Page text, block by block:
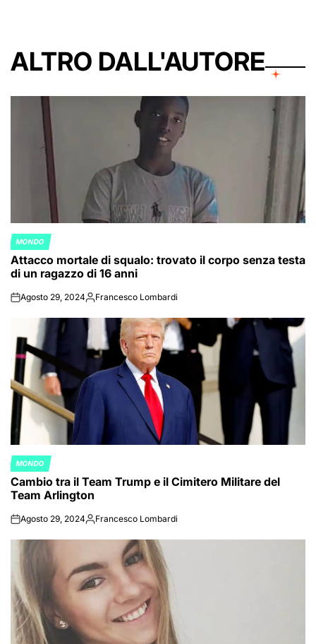
ALTRO DALL'AUTORE
POSTED
IN
MONDO
Attacco mortale di squalo: trovato il corpo senza testa
di un ragazzo di 16 anni
onAgosto 29, 2024Posted
Francesco Lombardi
POSTED
IN
MONDO
Cambio tra il Team Trump e il Cimitero Militare del
Team Arlington
onAgosto 29, 2024Posted
Francesco Lombardi